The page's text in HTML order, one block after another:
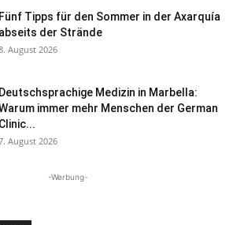
Fünf Tipps für den Sommer in der Axarquía
abseits der Strände
August 2026
Deutschsprachige Medizin in Marbella:
immer mehr Menschen der German
Clinic...
August 2026
-Werbung-